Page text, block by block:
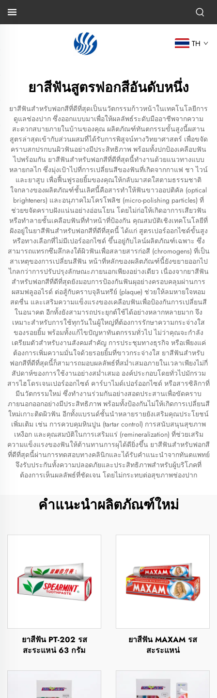
TH
ยาสีฟันสูตรฟอกสีอันดับหนึ่ง
ยาสีฟันสำหรับฟอกสีที่ดีที่สุดเป็นนวัตกรรมก้าวหน้าในเทคโนโลยีการ
ดูแลช่องปาก ซึ่งออกแบบมาเพื่อให้ผลลัพธ์ระดับมืออาชีพจากความ
สะดวกสบายภายในบ้านของคุณ ผลิตภัณฑ์ทันตกรรมขั้นสูงนี้ผสาน
สูตรล่าสุดเข้ากับส่วนผสมที่ได้รับการพิสูจน์ทางวิทยาศาสตร์ เพื่อขจัด
คราบสกปรกบนผิวฟันอย่างมีประสิทธิภาพ พร้อมทั้งปกป้องเคลือบฟัน
ไปพร้อมกัน ยาสีฟันสำหรับฟอกสีที่ดีที่สุดนี้ทำงานด้วยแนวทางแบบ
หลายกลไก ซึ่งมุ่งเป้าไปที่การเปลี่ยนสีของฟันที่เกิดจากกาแฟ ชา ไวน์
และยาสูบ เพื่อฟื้นฟูรอยยิ้มของคุณให้กลับมาสดใสตามธรรมชาติ
ใจกลางของผลิตภัณฑ์ชั้นเลิศนี้คือสารทำให้ฟันขาวออปติคัล (optical
brighteners) และอนุภาคไมโครโพลิช (micro-polishing particles) ที่
ช่วยขจัดคราบฝังแน่นอย่างอ่อนโยน โดยไม่ก่อให้เกิดอาการเสียวฟัน
หรือทำลายชั้นเคลือบฟันที่ทำหน้าที่ป้องกัน คุณสมบัติเชิงเทคโนโลยีที่
ฝังอยู่ในยาสีฟันสำหรับฟอกสีที่ดีที่สุดนี้ ได้แก่ สูตรเปอร์ออกไซด์ขั้นสูง
หรือทางเลือกที่ไม่มีเปอร์ออกไซด์ ขึ้นอยู่กับไลน์ผลิตภัณฑ์เฉพาะ ซึ่ง
สามารถแทรกซึมลึกลงใต้ผิวฟันเพื่อสลายสารก่อสี (chromogens) ที่เป็น
สาเหตุของการเปลี่ยนสีฟัน หน้าที่หลักของผลิตภัณฑ์นี้ยังขยายออกไป
ไกลกว่าการปรับปรุงลักษณะภายนอกเพียงอย่างเดียว เนื่องจากยาสีฟัน
สำหรับฟอกสีที่ดีที่สุดยังมอบการป้องกันฟันผุอย่างครอบคลุมผ่านการ
ผสมฟลูออไรด์ ต่อสู้กับคราบจุลินทรีย์ (plaque) ช่วยให้ลมหายใจหอม
สดชื่น และเสริมความแข็งแรงของเคลือบฟันเพื่อป้องกันการเปลี่ยนสี
ในอนาคต อีกทั้งยังสามารถประยุกต์ใช้ได้อย่างหลากหลายมาก จึง
เหมาะสำหรับการใช้ทุกวันในผู้ใหญ่ที่ต้องการรักษาความกระจ่างใส
ของรอยยิ้ม พร้อมทั้งแก้ไขปัญหาทันตกรรมทั่วไป ไม่ว่าคุณจะกำลัง
เตรียมตัวสำหรับงานสังคมสำคัญ การประชุมทางธุรกิจ หรือเพียงแค่
ต้องการเพิ่มความมั่นใจด้วยรอยยิ้มที่ขาวกระจ่างใส ยาสีฟันสำหรับ
ฟอกสีที่ดีที่สุดนี้ก็สามารถมอบผลลัพธ์ที่สม่ำเสมอภายในเวลาเพียงไม่กี่
สัปดาห์ของการใช้งานอย่างสม่ำเสมอ องค์ประกอบโดยทั่วไปมักรวม
สารไฮโดรเจนเปอร์ออกไซด์ คาร์บาไมด์เปอร์ออกไซด์ หรือสารซิลิกาที่
มีนวัตกรรมใหม่ ซึ่งทำงานร่วมกันอย่างสอดประสานเพื่อขัดคราบ
ภายนอกออกอย่างมีประสิทธิภาพ พร้อมทั้งป้องกันไม่ให้เกิดการเปลี่ยนสี
ใหม่เกาะติดผิวฟัน อีกทั้งแบรนด์ชั้นนำหลายรายยังเสริมคุณประโยชน์
เพิ่มเติม เช่น การควบคุมหินปูน (tartar control) การสนับสนุนสุขภาพ
เหงือก และคุณสมบัติในการเสริมแร่ (remineralization) ที่ช่วยเสริม
ความแข็งแรงของฟันให้ต้านทานการผุได้ดียิ่งขึ้น ยาสีฟันสำหรับฟอกสี
ที่ดีที่สุดนี้ผ่านการทดสอบทางคลินิกและได้รับคำแนะนำจากทันตแพทย์
จึงรับประกันทั้งความปลอดภัยและประสิทธิภาพสำหรับผู้บริโภคที่
ต้องการเห็นผลลัพธ์ที่ชัดเจน โดยไม่กระทบต่อสุขภาพช่องปาก
คำแนะนำผลิตภัณฑ์ใหม่
ยาสีฟัน PT-202 รส
สะระแหน่ 63 กรัม
ยาสีฟัน MAXAM รส
สะระแหน่